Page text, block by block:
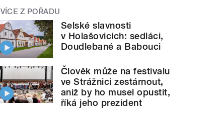
VÍCE Z POŘADU
Selské slavnosti
v Holašovicích: sedláci,
Doudlebané a Babouci
Člověk může na festivalu
ve Strážnici zestárnout,
aniž by ho musel opustit,
říká jeho prezident